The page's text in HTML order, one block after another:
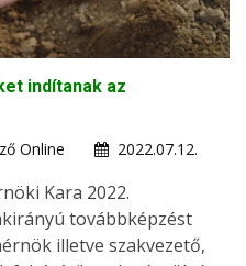
indítanak az
Online
2022.07.12.
Kara 2022.
továbbképzést
illetve szakvezető,